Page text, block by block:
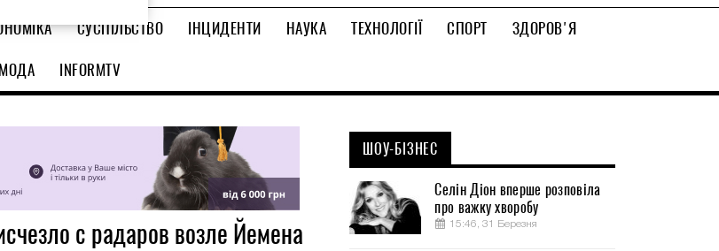
СУСПІЛЬСТВО ІНЦИДЕНТИ НАУКА ТЕХНОЛОГІЇ СПОРТ
ЗДОРОВ'Я
МОДА INFORMTV
с радаров возле Йемена
ШОУ-БІЗНЕС
Селін Діон вперше розповіла
про важку хворобу
15:46, 31 Березня